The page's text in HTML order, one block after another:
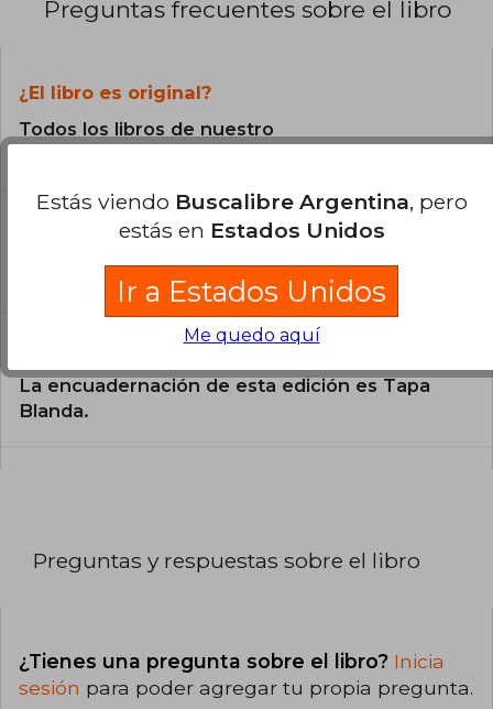
Preguntas frecuentes sobre el libro
¿El libro es original?
Todos los libros de nuestro
¿En qué Idioma está escrito el
El libro está escrito en Español.
¿Cuál es la encuadernación de este libro?
La encuadernación de esta edición es Tapa
Blanda.
Preguntas y respuestas sobre el libro
¿Tienes una pregunta sobre el libro? Inicia
sesión para poder agregar tu propia pregunta.
Estás viendo Buscalibre Argentina, pero
estás en Estados Unidos
Ir a Estados Unidos
Me quedo aquí